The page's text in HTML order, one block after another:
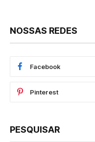
NOSSAS REDES
Facebook
Pinterest
PESQUISAR